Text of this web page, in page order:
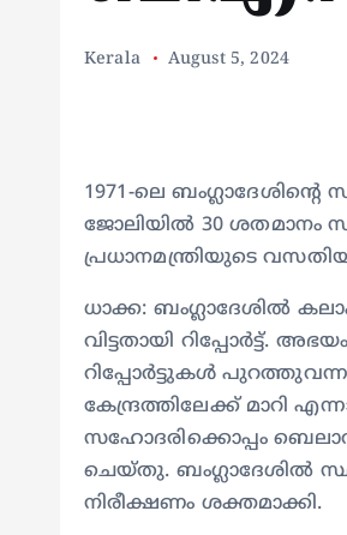
Kerala August 5, 2024
1971-ലെ
ജോലിയിൽ 30 ശതമാനം
പ്രധാനമന്ത്രിയുടെ
ധാക്ക: ബംഗ്ലാദേശിൽ
വിട്ടതായി റിപ്പോർട്ട്.
റിപ്പോർട്ടുകൾ
കേന്ദ്രത്തിലേക്ക് മാറി
സഹോദരിക്കൊപ്പം
ചെയ്തു. ബം​ഗ്ലാദേശിൽ
നിരീക്ഷണം ശക്തമാക്കി.